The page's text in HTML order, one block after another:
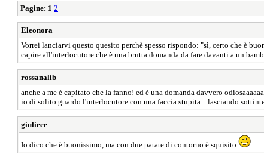
Pagine: 1 2
Eleonora
Vorrei lanciarvi questo quesito perchè spesso rispondo: "sì, certo che è
capire all'interlocutore che è una brutta domanda da fare davanti a un
rossanalib
anche a me è capitato che la fanno! ed è una domanda davvero
io di solito guardo l'interlocutore con una faccia stupita....lasciando
giulieee
Io dico che è buonissimo, ma con due patate di contorno è squisito